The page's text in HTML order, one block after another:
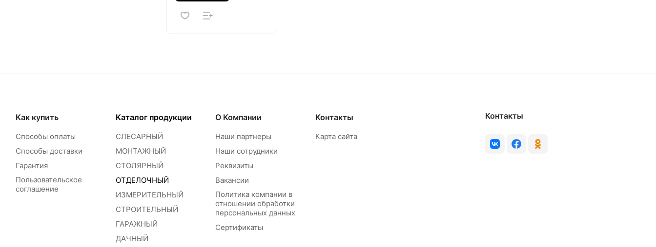
Как купить
Способы оплаты
Способы доставки
Гарантия
Пользовательское
соглашение
Каталог продукции
СЛЕСАРНЫЙ
МОНТАЖНЫЙ
СТОЛЯРНЫЙ
ОТДЕЛОЧНЫЙ
ИЗМЕРИТЕЛЬНЫЙ
СТРОИТЕЛЬНЫЙ
ГАРАЖНЫЙ
ДАЧНЫЙ
О Компании
Наши партнеры
Наши сотрудники
Реквизиты
Вакансии
Политика компании в
отношении обработки
персональных данных
Сертификаты
Контакты
Карта сайта
Контакты